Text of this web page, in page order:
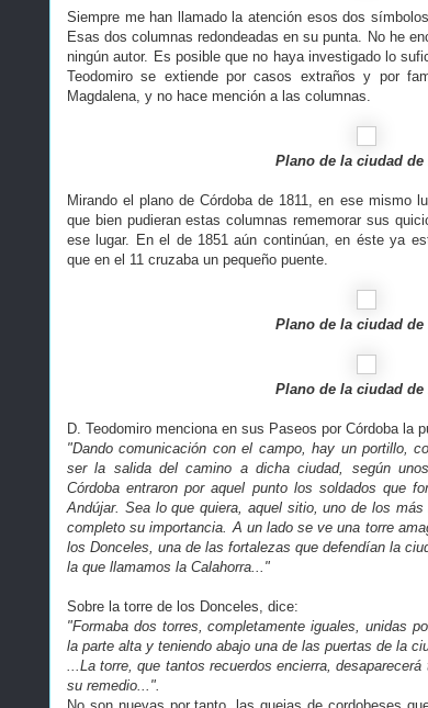
Siempre me han llamado la atención esos dos
Esas dos columnas redondeadas en su punta. No he
ningún autor. Es posible que no haya investigado lo
Teodomiro se extiende por casos extraños y por
Magdalena, y no hace mención a las columnas.
Plano de la ciudad de
Mirando el plano de Córdoba de 1811, en ese mismo
que bien pudieran estas columnas rememorar sus
ese lugar. En el de 1851 aún continúan, en éste ya
que en el 11 cruzaba un pequeño puente.
Plano de la ciudad de
Plano de la ciudad de
D. Teodomiro menciona en sus Paseos por Córdoba la
"Dando comunicación con el campo, hay un portillo,
ser la salida del camino a dicha ciudad, según
Córdoba entraron por aquel punto los soldados que
Andújar. Sea lo que quiera, aquel sitio, uno de los
completo su importancia. A un lado se ve una torre
los Donceles, una de las fortalezas que defendían la
la que llamamos la Calahorra..."
Sobre la torre de los Donceles, dice:
"Formaba dos torres, completamente iguales, unidas
la parte alta y teniendo abajo una de las puertas de la
...La torre, que tantos recuerdos encierra,
su remedio...".